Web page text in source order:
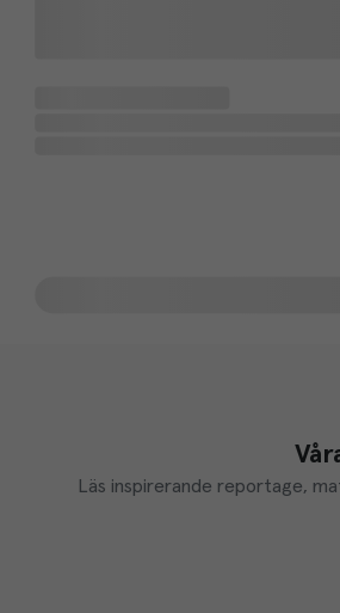
Läs inspirerande reportage,